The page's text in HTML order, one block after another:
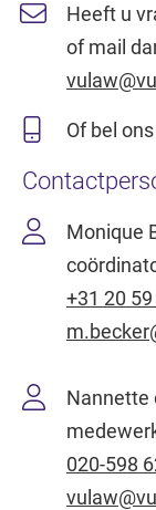
Heeft u
of mail
Of bel
Monique
+31 20
Nannette
020-598